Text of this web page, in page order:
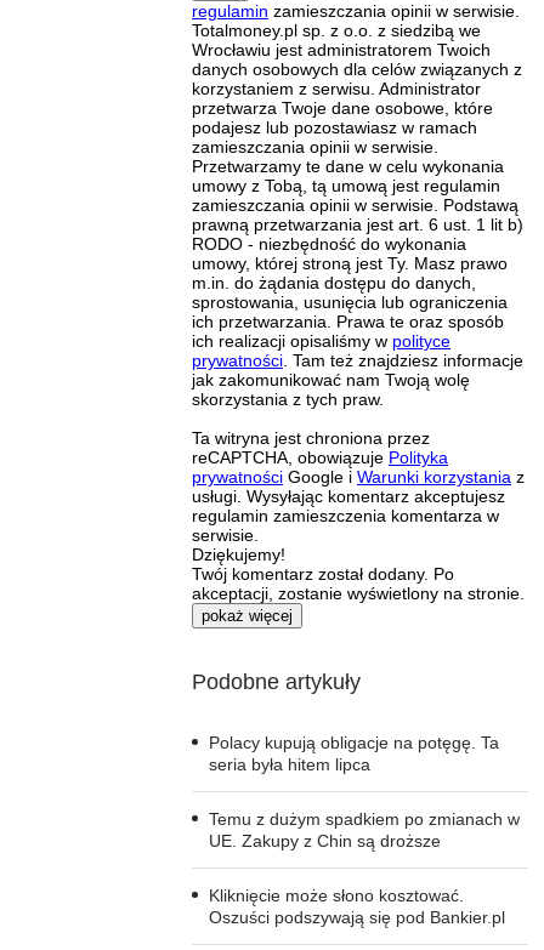
regulamin zamieszczania opinii w serwisie.
Totalmoney.pl sp. z o.o. z siedzibą we
Wrocławiu jest administratorem Twoich
danych osobowych dla celów związanych z
korzystaniem z serwisu. Administrator
przetwarza Twoje dane osobowe, które
podajesz lub pozostawiasz w ramach
zamieszczania opinii w serwisie.
Przetwarzamy te dane w celu wykonania
umowy z Tobą, tą umową jest regulamin
zamieszczania opinii w serwisie. Podstawą
prawną przetwarzania jest art. 6 ust. 1 lit b)
RODO - niezbędność do wykonania
umowy, której stroną jest Ty. Masz prawo
m.in. do żądania dostępu do danych,
sprostowania, usunięcia lub ograniczenia
ich przetwarzania. Prawa te oraz sposób
ich realizacji opisaliśmy w polityce
prywatności . Tam też znajdziesz informacje
jak zakomunikować nam Twoją wolę
skorzystania z tych praw.
Ta witryna jest chroniona przez
reCAPTCHA, obowiązuje Polityka
prywatności Google i Warunki korzystania z
usługi. Wysyłając komentarz akceptujesz
regulamin zamieszczenia komentarza w
serwisie.
Dziękujemy!
Twój komentarz został dodany. Po
akceptacji, zostanie wyświetlony na stronie.
pokaż więcej
Podobne artykuły
Polacy kupują obligacje na potęgę. Ta
seria była hitem lipca
Temu z dużym spadkiem po zmianach w
UE. Zakupy z Chin są droższe
Kliknięcie może słono kosztować.
Oszuści podszywają się pod Bankier.pl